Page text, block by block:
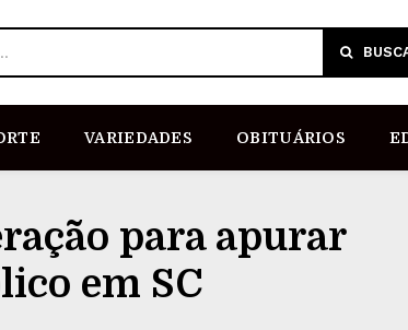
VARIEDADES OBITUÁRIOS
para apurar
em SC